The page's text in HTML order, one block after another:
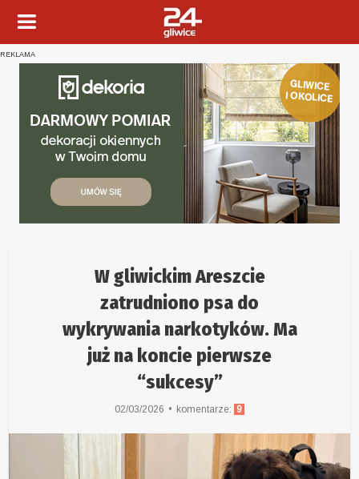
REKLAMA
W gliwickim Areszcie
zatrudniono psa do
wykrywania narkotyków. Ma
już na koncie pierwsze
“sukcesy”
02/03/2026 komentarze: 9